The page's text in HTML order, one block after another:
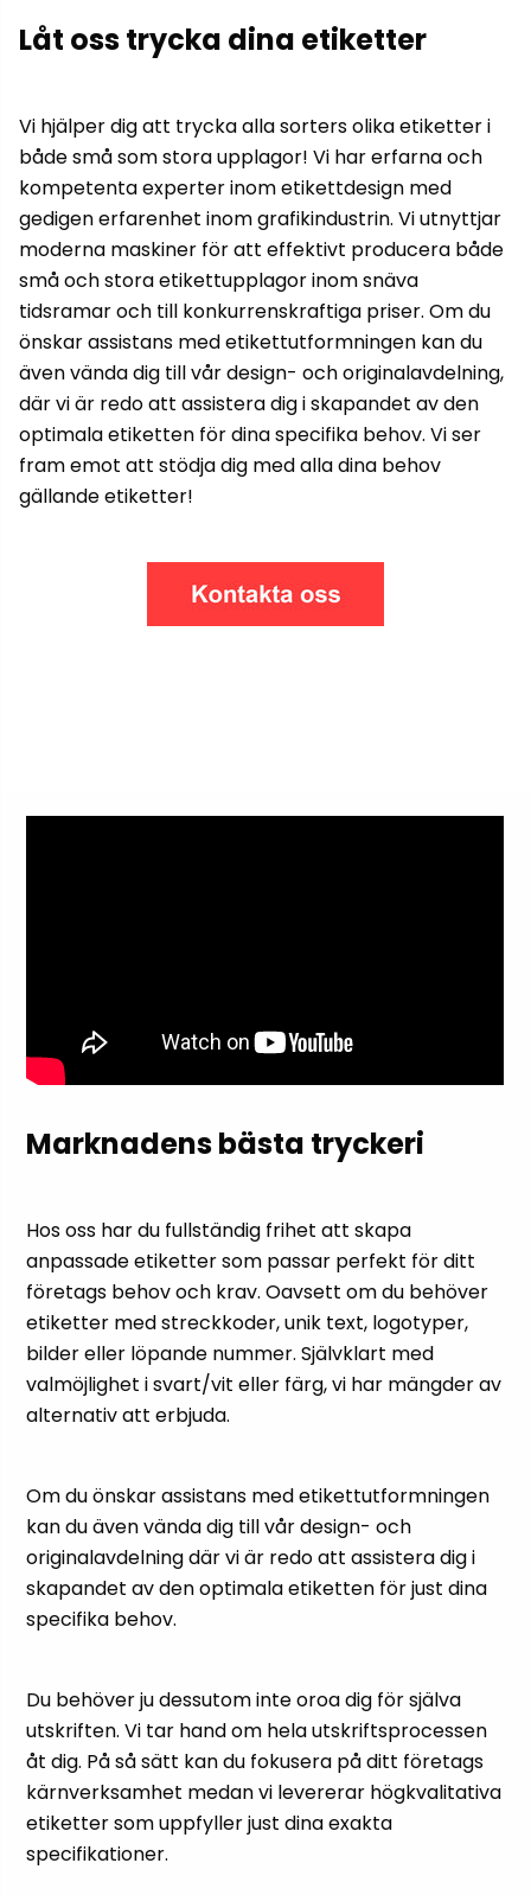
Låt oss trycka dina etiketter
Vi hjälper dig att trycka alla sorters olika etiketter i
både små som stora upplagor! Vi har erfarna och
kompetenta experter inom etikettdesign med
gedigen erfarenhet inom grafikindustrin. Vi utnyttjar
moderna maskiner för att effektivt producera både
små och stora etikettupplagor inom snäva
tidsramar och till konkurrenskraftiga priser. Om du
önskar assistans med etikettutformningen kan du
även vända dig till vår design- och originalavdelning,
där vi är redo att assistera dig i skapandet av den
optimala etiketten för dina specifika behov. Vi ser
fram emot att stödja dig med alla dina behov
gällande etiketter!
Marknadens bästa tryckeri
Hos oss har du fullständig frihet att skapa
anpassade etiketter som passar perfekt för ditt
företags behov och krav. Oavsett om du behöver
etiketter med streckkoder, unik text, logotyper,
bilder eller löpande nummer. Självklart med
valmöjlighet i svart/vit eller färg, vi har mängder av
alternativ att erbjuda.
Om du önskar assistans med etikettutformningen
kan du även vända dig till vår design- och
originalavdelning där vi är redo att assistera dig i
skapandet av den optimala etiketten för just dina
specifika behov.
Du behöver ju dessutom inte oroa dig för själva
utskriften. Vi tar hand om hela utskriftsprocessen
åt dig. På så sätt kan du fokusera på ditt företags
kärnverksamhet medan vi levererar högkvalitativa
etiketter som uppfyller just dina exakta
specifikationer.